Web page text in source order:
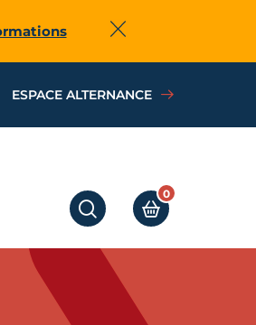
Fermer
ESPACE ALTERNANCE
RECHERCHERMON PANIER
0